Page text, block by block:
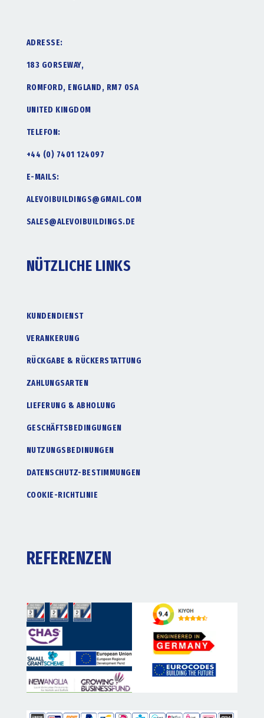
ADRESSE:
183 GORSEWAY,
ROMFORD, ENGLAND, RM7 0SA
UNITED KINGDOM
TELEFON:
+44 (0) 7401 124097
E-MAILS:
ALEVOIBUILDINGS@GMAIL.COM
SALES@ALEVOIBUILDINGS.DE
NÜTZLICHE LINKS
KUNDENDIENST
VERANKERUNG
RÜCKGABE & RÜCKERSTATTUNG
ZAHLUNGSARTEN
LIEFERUNG & ABHOLUNG
GESCHÄFTSBEDINGUNGEN
NUTZUNGSBEDINUNGEN
DATENSCHUTZ-BESTIMMUNGEN
COOKIE-RICHTLINIE
REFERENZEN